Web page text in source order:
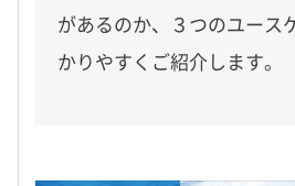
があるのか、３つのユース
かりやすくご紹介します。